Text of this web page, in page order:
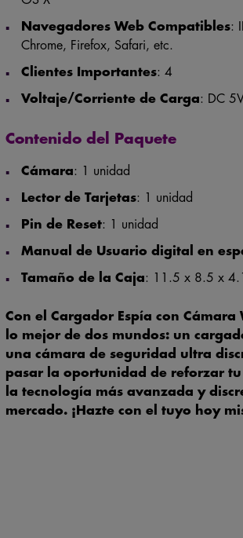
Navegadores Web Compatibles
:
Clientes Importantes
Voltaje/Corriente de Carga
Contenido del Paquete
Lector de Tarjetas
Manual de Usuario digital en
Tamaño de la Caja
Con el Cargador Espía con Cámara
lo mejor de dos mundos: un
una cámara de seguridad ultra
pasar la oportunidad de reforzar tu
la tecnología más avanzada y
mercado. ¡Hazte con el tuyo hoy